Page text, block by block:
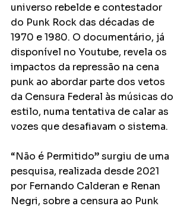
universo rebelde e contestador
do Punk Rock das décadas de
1970 e 1980. O documentário, já
disponível no Youtube, revela os
impactos da repressão na cena
punk ao abordar parte dos vetos
da Censura Federal às músicas do
estilo, numa tentativa de calar as
vozes que desafiavam o sistema.
“Não é Permitido” surgiu de uma
pesquisa, realizada desde 2021
por Fernando Calderan e Renan
Negri, sobre a censura ao Punk